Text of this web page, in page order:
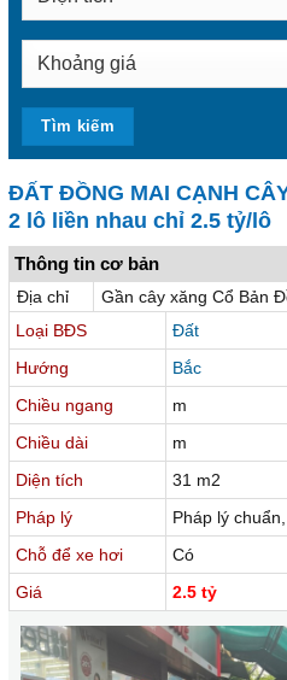
ĐẤT ĐỒNG MAI CẠNH
2 lô liền nhau chỉ 2.5 tỷ/lô
Thông tin cơ bản
Địa chỉ
Gần cây xăng Cổ Bản
Loại BĐS
Đất
Hướng
Bắc
Chiều ngang
m
Chiều dài
m
Diện tích
31 m2
Pháp lý
Pháp lý
Chỗ để xe hơi
Có
Giá
2.5 tỷ